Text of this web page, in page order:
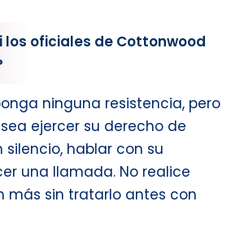
los oficiales de Cottonwood
ninguna resistencia, pero
ejercer su derecho de
hablar con su
una llamada. No realice
más sin tratarlo antes con